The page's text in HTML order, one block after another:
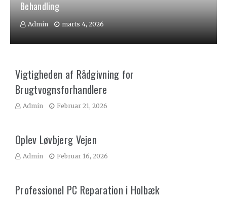
Behandling
Admin marts 4, 2026
Vigtigheden af Rådgivning for
Brugtvognsforhandlere
Admin Februar 21, 2026
Oplev Løvbjerg Vejen
Admin Februar 16, 2026
Professionel PC Reparation i Holbæk